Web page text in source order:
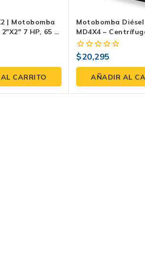
| Motobomba
7 HP, 65 M
M³/h Para
Exigente
CARRITO
Motobomba Diésel
MD4X4 –
Autocebante De
Rendimiento
0
fuera
5
$20,295
AÑADIR AL